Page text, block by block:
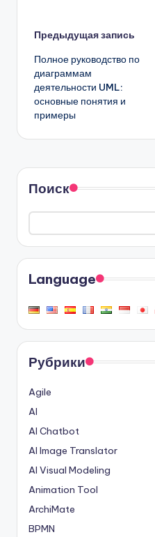
Навигация
записи
Предыдущая запись
Полное руководство по
диаграммам
деятельности UML:
основные понятия и
примеры
Поиск
Language
Рубрики
Agile
AI
AI Chatbot
AI Image Translator
AI Visual Modeling
Animation Tool
ArchiMate
BPMN